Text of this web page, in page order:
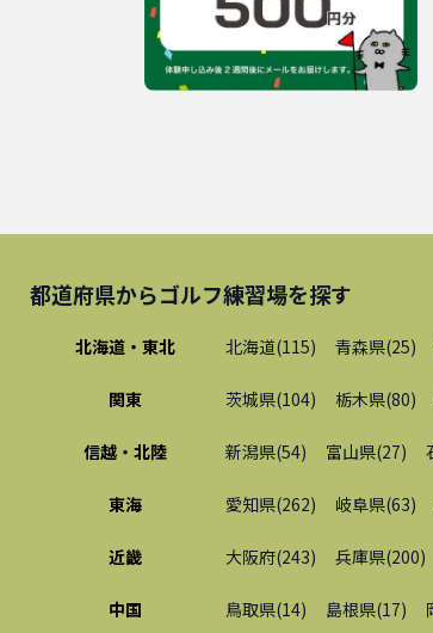
都道府県からゴルフ練習場を探す
北海道・東北 北海道(115) 青森県(25)
関東 茨城県(104) 栃木県(80)
信越・北陸 新潟県(54) 富山県(27)
東海 愛知県(262) 岐阜県(63)
近畿 大阪府(243) 兵庫県(200)
中国 鳥取県(14) 島根県(17)